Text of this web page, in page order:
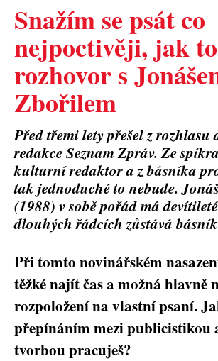
Snažím se psát co
nejpoctivěji, jak
rozhovor s
Zbořilem
Před třemi lety přešel z
redakce Seznam Zpráv. Ze
kulturní redaktor a z básníka
tak jednoduché to nebude.
(1988) v sobě pořád má
dlouhých řádcích zůstává
Při tomto novinářském
těžké najít čas a možná hlavně
rozpoložení na vlastní psaní.
přepínáním mezi publicistikou
tvorbou pracuješ?